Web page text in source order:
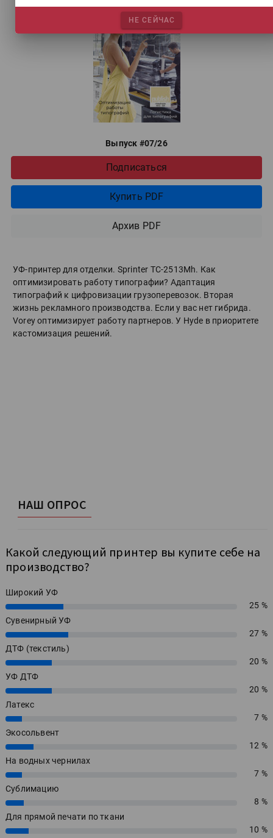
Выпуск #07/26
Подписаться
Купить PDF
Архив PDF
УФ-принтер для отделки. Sprinter ТС-2513Mh. Как
оптимизировать работу типографии? Адаптация
типографий к цифровизации грузоперевозок. Вторая
жизнь рекламного производства. Если у вас нет гибрида.
Vorey оптимизирует работу партнеров. У Hyde в приоритете
кастомизация решений.
НАШ ОПРОС
Какой следующий принтер вы купите себе на
производство?
Широкий УФ
25%
25 %
Сувенирный УФ
27%
27 %
ДТФ (текстиль)
20%
20 %
УФ ДТФ
20%
20 %
Латекс
7%
7 %
Экосольвент
12%
12 %
На водных чернилах
7%
7 %
Сублимацию
8%
8 %
Для прямой печати по ткани
10% 10 %
НЕ СЕЙЧАС